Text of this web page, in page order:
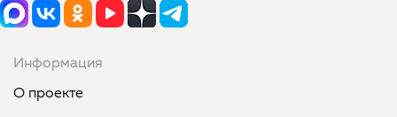
Информация
О проекте